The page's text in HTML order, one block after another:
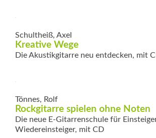
Schultheiß, Axel
Kreative Wege
Die Akustikgitarre neu ­entdecken, mit
Tönnes, Rolf
Rockgitarre spielen ohne Noten
Die neue E-Gitarrenschule für
Wieder­einsteiger, mit CD